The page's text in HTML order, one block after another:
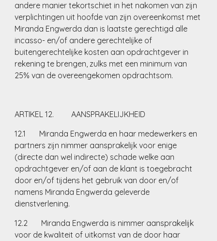
andere manier tekortschiet in het nakomen van zijn
verplichtingen uit hoofde van zijn overeenkomst met
Miranda Engwerda dan is laatste gerechtigd alle
incasso- en/of andere gerechtelijke of
buitengerechtelijke kosten aan opdrachtgever in
rekening te brengen, zulks met een minimum van
25% van de overeengekomen opdrachtsom.
ARTIKEL 12. AANSPRAKELIJKHEID
12.1 Miranda Engwerda en haar medewerkers en
partners zijn nimmer aansprakelijk voor enige
(directe dan wel indirecte) schade welke aan
opdrachtgever en/of aan de klant is toegebracht
door en/of tijdens het gebruik van door en/of
namens Miranda Engwerda geleverde
dienstverlening.
12.2 Miranda Engwerda is nimmer aansprakelijk
voor de kwaliteit of uitkomst van de door haar